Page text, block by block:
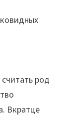
род
Вкратце